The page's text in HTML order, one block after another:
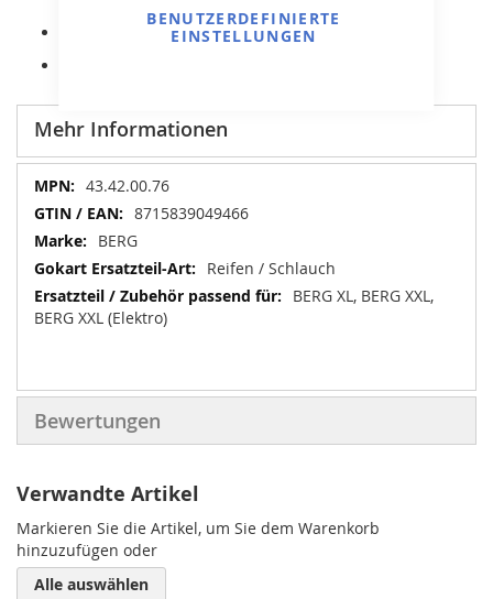
BENUTZERDEFINIERTE
EINSTELLUNGEN
Es handelt sich um einen Reifen ohne Schlauch.
Mehr Informationen
Mehr
Informationen
43.42.00.76
8715839049466
BERG
Reifen / Schlauch
BERG XL, BERG XXL,
BERG XXL (Elektro)
Bewertungen
Verwandte Artikel
Markieren Sie die Artikel, um Sie dem Warenkorb
hinzuzufügen oder
Alle auswählen